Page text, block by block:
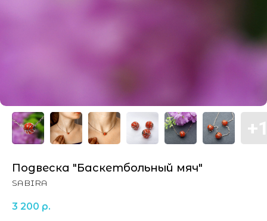
Подвеска "Баскетбольный мяч"
SABIRA
3 200 р.